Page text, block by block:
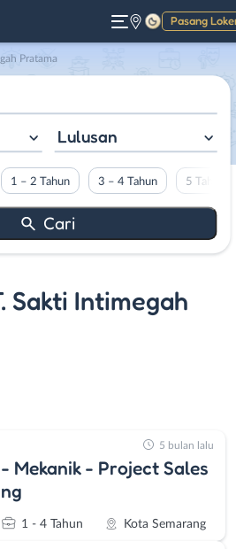
Pasang
Gelap
Pratama
Lulusan
1 – 2 Tahun 3 – 4 Tahun 5 Tahun
Sakti Intimegah
Mekanik - Project Sales
1 - 4 Tahun Kota Semarang
5 bulan lalu